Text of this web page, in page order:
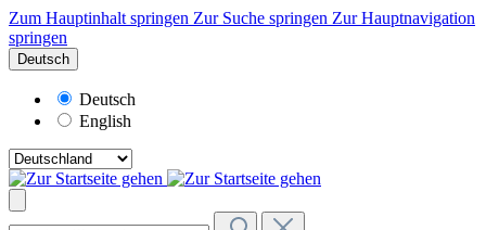
Zum Hauptinhalt springen Zur Suche springen Zur Hauptnavigation
springen
Deutsch
Deutsch
English